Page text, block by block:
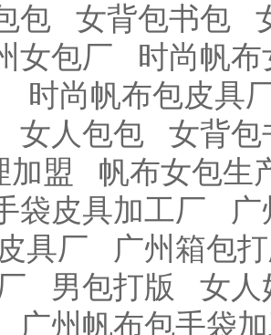
包 女背包书包
女包厂
时尚帆
时尚帆布包皮具
女人包包
女背包
加盟
帆布女包生
袋皮具加工厂
具厂
广州箱包
男包打版
女人
广州帆布包手袋